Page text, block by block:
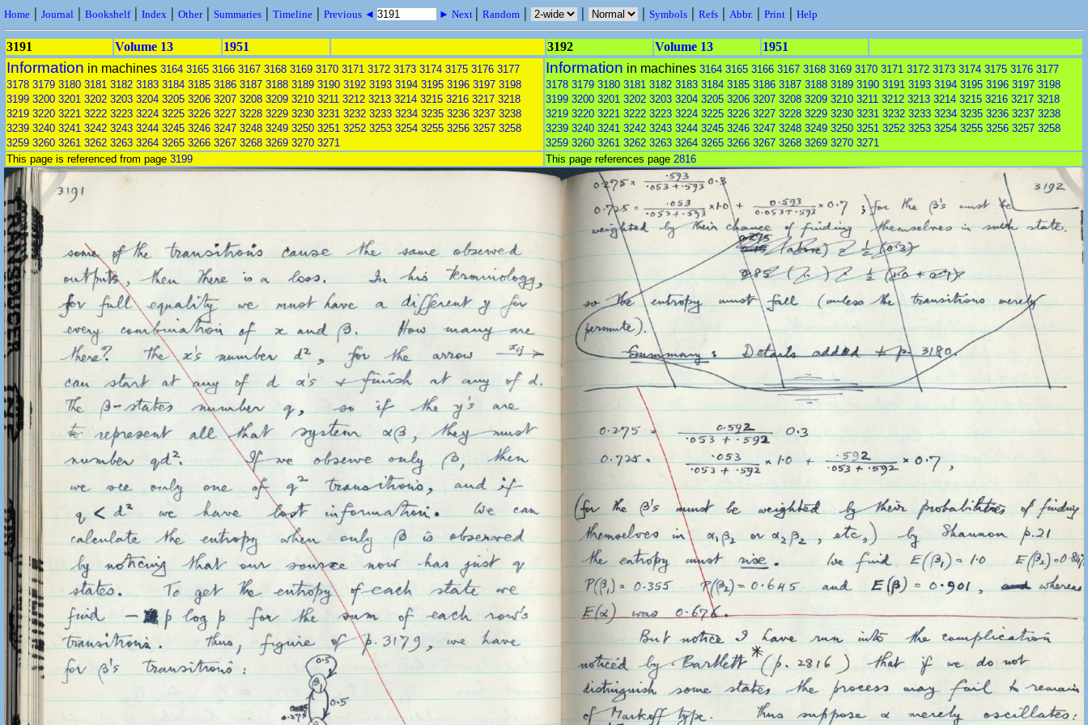
Home | Journal | Bookshelf| Index | Other| Summaries | Timeline | Previous ◄ ► Next | Random | | | Symbols | Refs | Abbr. | Print | Help
3191 Volume 13 1951 3192 Volume 13 1951
Information in machines 3164 3165 3166 3167 3168 3169 3170 3171 3172 3173 3174 3175 3176 3177
3178 3179 3180 3181 3182 3183 3184 3185 3186 3187 3188 3189 3190 3192 3193 3194 3195 3196 3197 3198
3199 3200 3201 3202 3203 3204 3205 3206 3207 3208 3209 3210 3211 3212 3213 3214 3215 3216 3217 3218
3219 3220 3221 3222 3223 3224 3225 3226 3227 3228 3229 3230 3231 3232 3233 3234 3235 3236 3237 3238
3239 3240 3241 3242 3243 3244 3245 3246 3247 3248 3249 3250 3251 3252 3253 3254 3255 3256 3257 3258
3259 3260 3261 3262 3263 3264 3265 3266 3267 3268 3269 3270 3271
Information in machines 3164 3165 3166 3167 3168 3169 3170 3171 3172 3173 3174 3175 3176 3177
3178 3179 3180 3181 3182 3183 3184 3185 3186 3187 3188 3189 3190 3191 3193 3194 3195 3196 3197 3198
3199 3200 3201 3202 3203 3204 3205 3206 3207 3208 3209 3210 3211 3212 3213 3214 3215 3216 3217 3218
3219 3220 3221 3222 3223 3224 3225 3226 3227 3228 3229 3230 3231 3232 3233 3234 3235 3236 3237 3238
3239 3240 3241 3242 3243 3244 3245 3246 3247 3248 3249 3250 3251 3252 3253 3254 3255 3256 3257 3258
3259 3260 3261 3262 3263 3264 3265 3266 3267 3268 3269 3270 3271
This page is referenced from page 3199 This page references page 2816